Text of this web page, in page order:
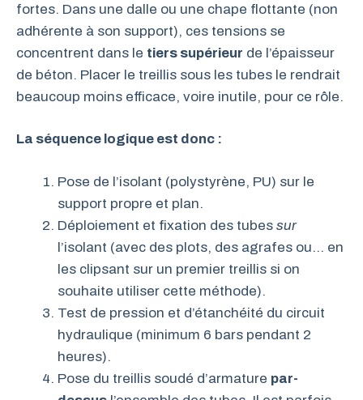
fortes. Dans une dalle ou une chape flottante (non
adhérente à son support), ces tensions se
concentrent dans le tiers supérieur de l’épaisseur
de béton. Placer le treillis sous les tubes le rendrait
beaucoup moins efficace, voire inutile, pour ce rôle.
La séquence logique est donc :
Pose de l’isolant (polystyrène, PU) sur le
support propre et plan.
Déploiement et fixation des tubes sur
l’isolant (avec des plots, des agrafes ou… en
les clipsant sur un premier treillis si on
souhaite utiliser cette méthode).
Test de pression et d’étanchéité du circuit
hydraulique (minimum 6 bars pendant 2
heures).
Pose du treillis soudé d’armature par-